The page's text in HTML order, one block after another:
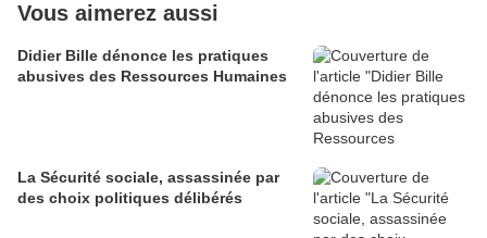
Vous aimerez aussi
Didier Bille dénonce les pratiques
abusives des Ressources Humaines
La Sécurité sociale, assassinée par
des choix politiques délibérés